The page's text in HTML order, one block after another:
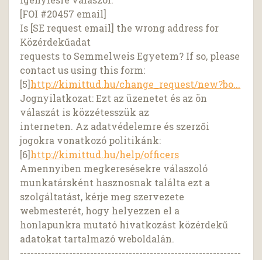
[FOI #20457 email]
Is [SE request email] the wrong address for
Közérdekűadat
requests to Semmelweis Egyetem? If so, please
contact us using this form:
[5]http://kimittud.hu/change_request/new?bo...
Jognyilatkozat: Ezt az üzenetet és az ön
válaszát is közzétesszük az
interneten. Az adatvédelemre és szerzői
jogokra vonatkozó politikánk:
[6]http://kimittud.hu/help/officers
Amennyiben megkeresésekre válaszoló
munkatársként hasznosnak találta ezt a
szolgáltatást, kérje meg szervezete
webmesterét, hogy helyezzen el a
honlapunkra mutató hivatkozást közérdekű
adatokat tartalmazó weboldalán.
---------------------------------------------------------------